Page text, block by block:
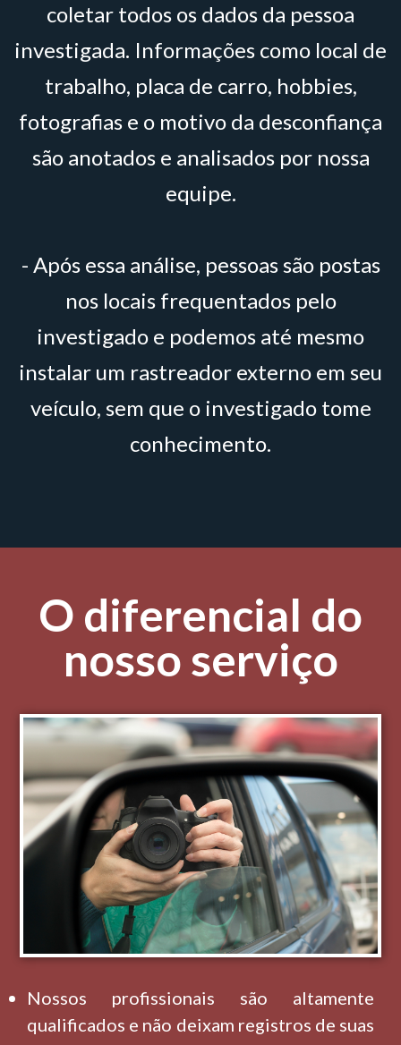
coletar todos os dados da pessoa
investigada. Informações como local de
trabalho, placa de carro, hobbies,
fotografias e o motivo da desconfiança
são anotados e analisados por nossa
equipe.
- Após essa análise, pessoas são postas
nos locais frequentados pelo
investigado e podemos até mesmo
instalar um rastreador externo em seu
veículo, sem que o investigado tome
conhecimento.
O diferencial do
nosso serviço
Nossos profissionais são altamente
qualificados e não deixam registros de suas